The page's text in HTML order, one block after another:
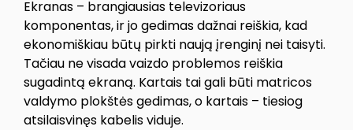
Ekranas – brangiausias televizoriaus
komponentas, ir jo gedimas dažnai reiškia, kad
ekonomiškiau būtų pirkti naują įrenginį nei taisyti.
Tačiau ne visada vaizdo problemos reiškia
sugadintą ekraną. Kartais tai gali būti matricos
valdymo plokštės gedimas, o kartais – tiesiog
atsilaisvinęs kabelis viduje.